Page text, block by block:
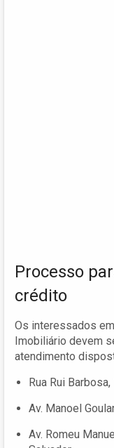
Processo
crédito
Os interessados
Imobiliário devem
atendimento
Rua Rui
Av. Manoel
Av. Romeu